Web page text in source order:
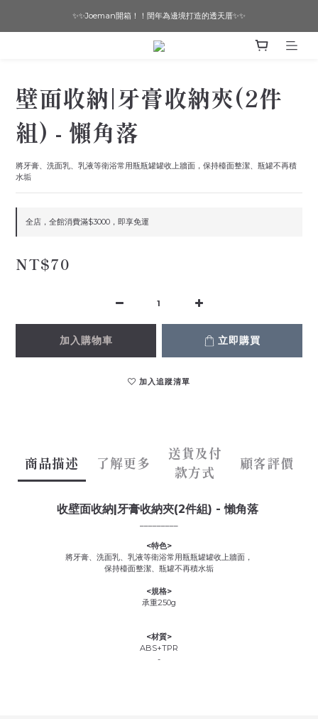
想要一個寵物友善的美宅嗎？ 🔶 即刻諮詢 🔶
✨✨Joeman開箱！！閏年為邊境打造的透天厝✨✨
想要一個寵物友善的美宅嗎？ 🔶 即刻諮詢 🔶
壁面收納|牙膏收納夾(2件
組) - 懶角落
將牙膏、洗面乳、乳液等衛浴常用瓶瓶罐罐收上牆面，保持檯面整潔、瓶罐不再積
水垢
全店，全館消費滿$3000，即享免運
NT$70
加入購物車 立即購買
加入追蹤清單
商品描述 了解更多
送貨及付
款方式
顧客評價
收壁面收納|牙膏收納夾(2件組) - 懶角落
<特色>
將牙膏、洗面乳、乳液等衛浴常用瓶瓶罐罐收上牆面，
保持檯面整潔、瓶罐不再積水垢
<規格>
承重250g
<材質>
ABS+TPR
-